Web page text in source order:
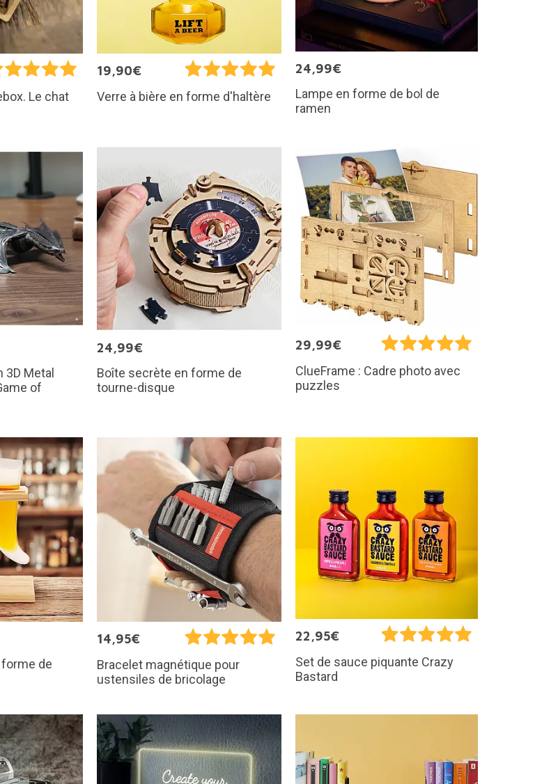
Le chat
19,90€
Verre à bière en forme d'haltère
24,99€
Lampe en forme de bol de
ramen
Metal
of
24,99€
Boîte secrète en forme de
tourne-disque
29,99€
ClueFrame : Cadre photo avec
puzzles
de
14,95€
Bracelet magnétique pour
ustensiles de bricolage
22,95€
Set de sauce piquante Crazy
Bastard